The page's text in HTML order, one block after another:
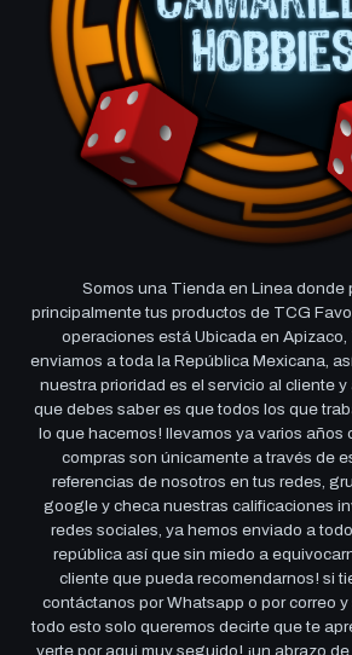
Somos una Tienda en Linea donde
principalmente tus productos de TCG
operaciones está Ubicada en Apizaco,
enviamos a toda la República Mexicana,
nuestra prioridad es el servicio al cliente
que debes saber es que todos los que
lo que hacemos! llevamos ya varios años
compras son únicamente a través de
referencias de nosotros en tus redes,
google y checa nuestras calificaciones
redes sociales, ya hemos enviado a
república así que sin miedo a
cliente que pueda recomendarnos! si
contáctanos por Whatsapp o por correo
todo esto solo queremos decirte que te
verte por aqui muy seguido! ¡un abrazo